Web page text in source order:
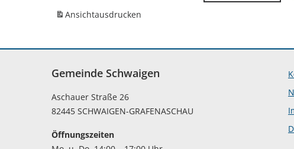
Ansichtausdrucken
Gemeinde Schwaigen
Aschauer Straße 26
82445 SCHWAIGEN-GRAFENASCHAU
Öffnungszeiten